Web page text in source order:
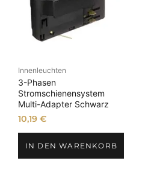
Innenleuchten
3-Phasen
Stromschienensystem
Multi-Adapter Schwarz
10,19€
IN DEN WARENKORB